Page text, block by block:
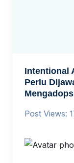
Intentional
Perlu
Post Views: